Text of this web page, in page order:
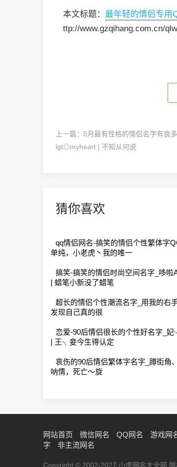
本文标题： 最年轻的情侣专用
ttp://www.gzqihang.com.cn/
上一篇： 5月最有性格的情侣名字有良
lgt◎myheart | 不知从何说
猜你喜欢
qq情侣网名-搞笑的情侣个性繁体字
单纯，小老虎丶我的唯一
搞笑-搞笑的情侣时尚空间名字_哆啦
| 蜡笔小新没了蜡笔
超长的情侣个性潮流名字_用我的右
发现自己真的很
恋爱-90后情侣很长的个性好名字_
| 王╮妾今生得认定
哀伤的90后情侣繁体字名字_蹲街角
呐情，死亡～旋
网站首页 微信网名 QQ网名 游戏网
字
非主流网名
Copyright © 2002-2027 小虎网名大全网